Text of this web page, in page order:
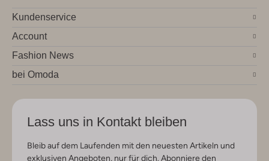
Kundenservice
Account
Fashion News
bei Omoda
Lass uns in Kontakt bleiben
Bleib auf dem Laufenden mit den neuesten Artikeln und
exklusiven Angeboten, nur für dich. Abonniere den